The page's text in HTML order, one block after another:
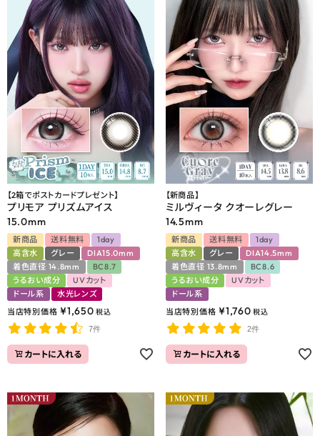
お買い物ガイド
お問い合わせ
よくあるご質問
ブログページ
【2箱でポストカードプレゼント】
プリモア プリズムアイス
15.0mm
新商品 送料無料
1day
高含水
グレー
DIA15.0mm
着色直径 14.8mm
BC8.7
うるおい成分
UVカット
ドール系
水光レンズ
当店特別価格 ¥1,650 税込
7件
カートに入れる
【新商品】
ミルヴィータ クオーレグレー
14.5mm
新商品 送料無料
1day
高含水
グレー
DIA14.5mm
着色直径 13.8mm
BC8.6
うるおい成分
UVカット
ドール系
当店特別価格 ¥1,760 税込
2件
カートに入れる